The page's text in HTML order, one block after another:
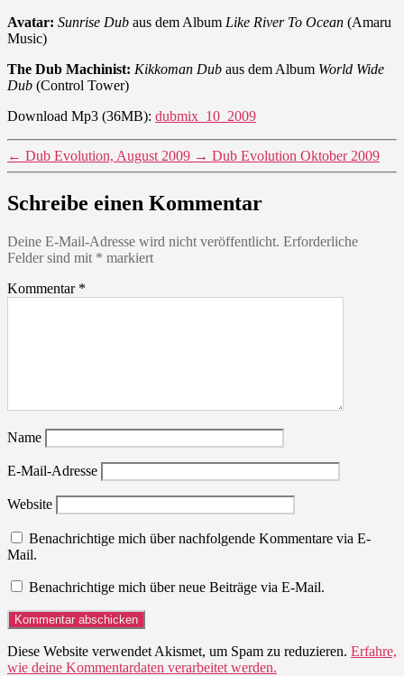
Avatar: Sunrise Dub aus dem Album Like River To Ocean (Amaru
Music)
The Dub Machinist: Kikkoman Dub aus dem Album World Wide
Dub (Control Tower)
Download Mp3 (36MB): dubmix_10_2009
← Dub Evolution, August 2009 → Dub Evolution Oktober 2009
Schreibe einen Kommentar
Deine E-Mail-Adresse wird nicht veröffentlicht. Erforderliche
Felder sind mit * markiert
Kommentar *
Name
E-Mail-Adresse
Website
Benachrichtige mich über nachfolgende Kommentare via E-
Mail.
Benachrichtige mich über neue Beiträge via E-Mail.
Diese Website verwendet Akismet, um Spam zu reduzieren. Erfahre,
wie deine Kommentardaten verarbeitet werden.